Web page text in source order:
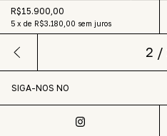
R$15.900,00
5 x de R$3.180,00 sem juros
2 /
SIGA-NOS NO